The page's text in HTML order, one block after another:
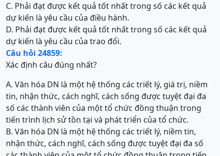
C. Phải đạt được kết quả tốt nhất trong số các kết quả
dự kiến là yêu cầu của điều hành.
D. Phải đạt được kết quả tốt nhất trong số các kết quả
dự kiến là yêu cầu của trao đổi.
Câu hỏi 24859:
Xác định câu đúng nhất?
A. Văn hóa DN là một hệ thống các triết lý, giá trị, niềm
tin, nhận thức, cách nghĩ, cách sống được tuyệt đại đa
số các thành viên của một tổ chức đồng thuận trong
tiến trình lịch sử tồn tại và phát triển của tổ chức.
B. Văn hóa DN là một hệ thống các triết lý, niềm tin,
nhận thức, cách nghĩ, cách sống được tuyệt đại đa số